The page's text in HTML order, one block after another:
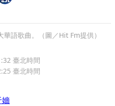
語歌曲。（圖／Hit Fm提供）
臺北時間
臺北時間
嬙